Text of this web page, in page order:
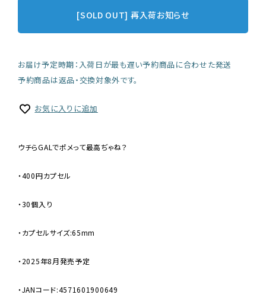
[SOLD OUT] 再入荷お知らせ
お届け予定時期：入荷日が最も遅い予約商品に合わせた発送
予約商品は返品・交換対象外です。
お気に入りに追加
ウチらGALでポメって最高ぢゃね？
・400円カプセル
・30個入り
・カプセルサイズ:65mm
・2025年8月発売予定
・JANコード:4571601900649